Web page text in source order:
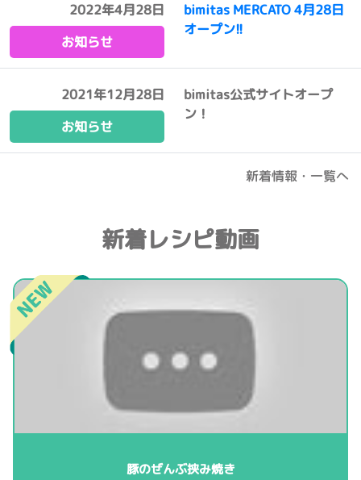
2022年4月28日
お知らせ
bimitas MERCATO 4月28日
オープン!!
2021年12月28日
お知らせ
bimitas公式サイトオープ
ン！
新着情報・一覧へ
新着レシピ動画
豚のぜんぶ挟み焼き